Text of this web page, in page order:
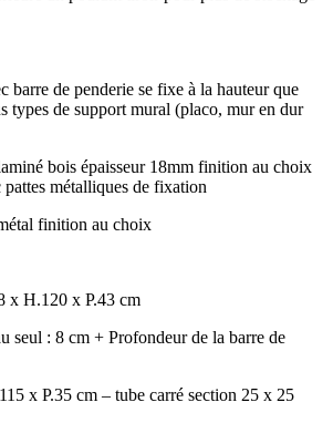
barre de penderie se fixe à la hauteur que
types de support mural (placo, mur en dur
bois épaisseur 18mm finition au choix
métalliques de fixation
finition au choix
x H.120 x P.43 cm
seul : 8 cm + Profondeur de la barre de
x P.35 cm – tube carré section 25 x 25